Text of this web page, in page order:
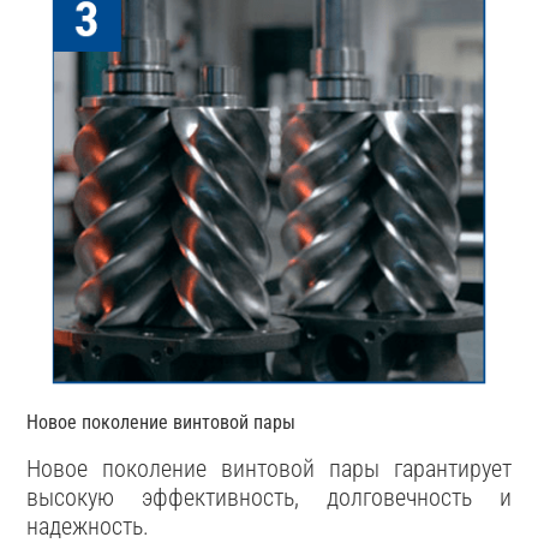
Новое поколение винтовой пары
Новое поколение винтовой пары гарантирует
высокую эффективность, долговечность и
надежность.